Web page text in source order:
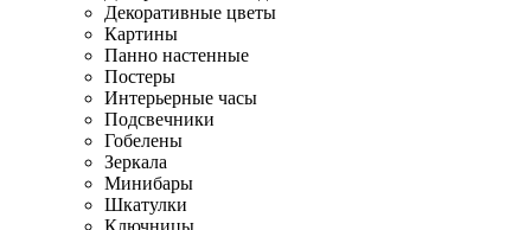
Декоративные цветы
Картины
Панно настенные
Постеры
Интерьерные часы
Подсвечники
Гобелены
Зеркала
Минибары
Шкатулки
Ключницы